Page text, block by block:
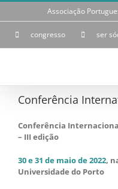
Skip
Associação
congresso ser
Conferência
Conferência
– III edição
30 e 31 de maio de 2022,
Universidade do Porto